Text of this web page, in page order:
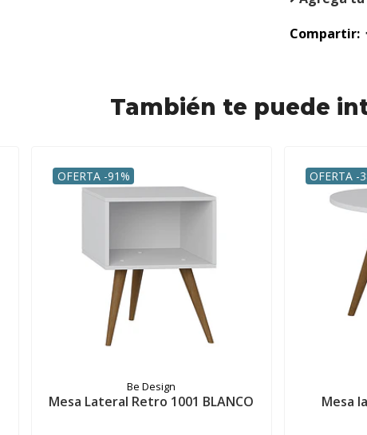
Compartir:
También te puede
OFERTA -91%
Be Design
Mesa Lateral Retro 1001 BLANCO
OFERTA -
Mesa